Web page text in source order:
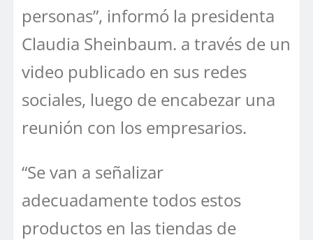
personas”, informó la presidenta
Claudia Sheinbaum. a través de un
video publicado en sus redes
sociales, luego de encabezar una
reunión con los empresarios.
“Se van a señalizar
adecuadamente todos estos
productos en las tiendas de